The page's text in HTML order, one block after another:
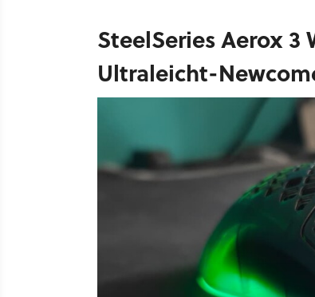
SteelSeries Aerox 3
Ultraleicht-